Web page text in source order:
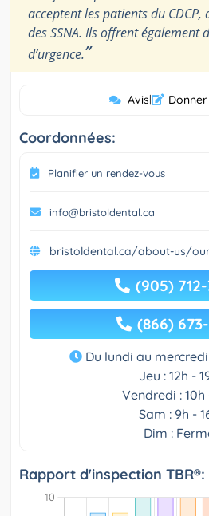
acceptent les patients du CDCP,
des SSNA. Ils offrent également
d’urgence.”
Avis|
Coordonnées:
Planifier un rendez-vous
info@bristoldental.ca
bristoldental.ca/about-us/
(905)
(866)
Du lundi au mercredi
Jeu : 12h -
Vendredi : 10h
Sam : 9h -
Dim :
Rapport d'inspection TBR®: